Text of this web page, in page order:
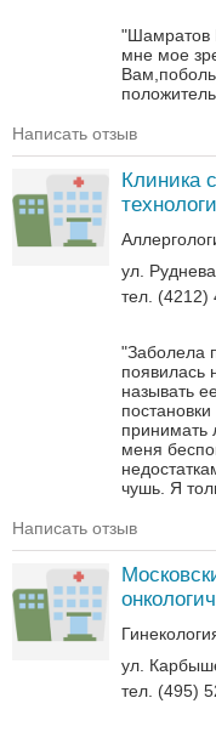
"Шамратов
мне мое
Написать отзыв
Клиника
ул.
тел. (4212)
"Заболела
появилась
называть
принимать
меня
чушь. Я
Написать отзыв
ул.
тел. (495)